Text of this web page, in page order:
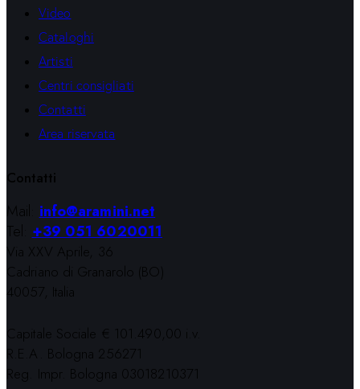
Video
Cataloghi
Artisti
Centri consigliati
Contatti
Area riservata
Contatti
Mail:info@aramini.net
Tel:+39 051 6020011
Via XXV Aprile, 36
Cadriano di Granarolo (BO)
40057, Italia
Capitale Sociale € 101.490,00 i.v.
R.E.A. Bologna 256271
Reg. Impr. Bologna 03018210371